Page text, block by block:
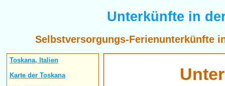
Unterkünfte in
Selbstversorgungs-Ferienunterkünfte
Toskana, Italien
Karte der Toskana